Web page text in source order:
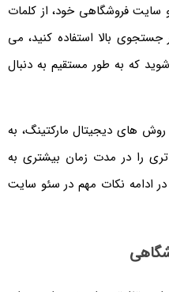
فروشگاهی خود، از کلمات
بالا استفاده کنید، می
شوید که به طور مستقیم به دنبال
های دیجیتال مارکتینگ، به
را در مدت زمان بیشتری به
ادامه نکات مهم در سئو سایت